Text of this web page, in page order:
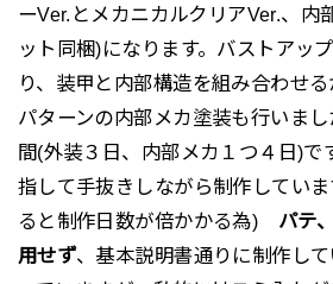
ーVer.とメカニカルクリアVer.、内
ット同梱)になります。バストアッ
り、装甲と内部構造を組み合わせ
パターンの内部メカ塗装も行いま
間(外装３日、内部メカ１つ４日)で
指して手抜きしながら制作してい
ると制作日数が倍かかる為) パテ
用せず、基本説明書通りに制作し